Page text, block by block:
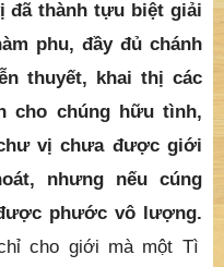
cho chúng hữu tình,
vị chưa được giới
nhưng nếu cúng
phước vô lượng.
cho giới mà một Tì
như 250 giới, 348 giới